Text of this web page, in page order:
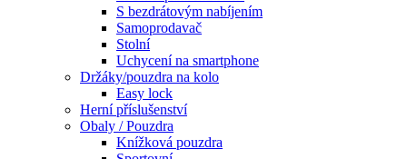
S bezdrátovým nabíjením
Samoprodavač
Stolní
Uchycení na smartphone
Držáky/pouzdra na kolo
Easy lock
Herní příslušenství
Obaly / Pouzdra
Knížková pouzdra